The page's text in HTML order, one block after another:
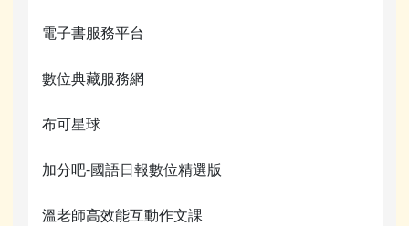
電子書服務平台
數位典藏服務網
布可星球
加分吧-國語日報數位精選版
溫老師高效能互動作文課